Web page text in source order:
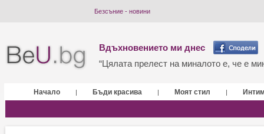
Безсъние - новини
Вдъхновението ми днес
“Цялата прелест на миналото е, че е
Начало | Бъди красива | Моят стил |